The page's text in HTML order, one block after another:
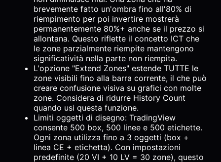
brevemente fatto un'ombra fino all'80% di
riempimento per poi invertire mostrerà
permanentemente 80%+ anche se il prezzo si
allontana. Questo riflette il concetto ICT che
le zone parzialmente riempite mantengono
significatività nella parte non riempita.
L'opzione "Extend Zones" estende TUTTE le
zone visibili fino alla barra corrente, il che può
creare confusione visiva su grafici con molte
zone. Considera di ridurre History Count
quando usi questa funzione.
Limiti oggetti di disegno: TradingView
consente 500 box, 500 linee e 500 etichette.
Ogni zona utilizza fino a 3 oggetti (box +
linea CE + etichetta). Con impostazioni
predefinite (20 VI + 10 LV = 30 zone), questo